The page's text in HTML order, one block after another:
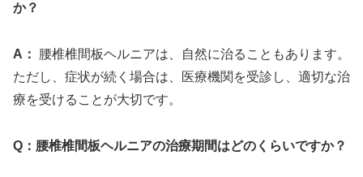
か？
A：
腰椎椎間板ヘルニアは、自然に治ることもあります。
ただし、症状が続く場合は、医療機関を受診し、適切な治
療を受けることが大切です。
Q：腰椎椎間板ヘルニアの治療期間はどのくらいですか？